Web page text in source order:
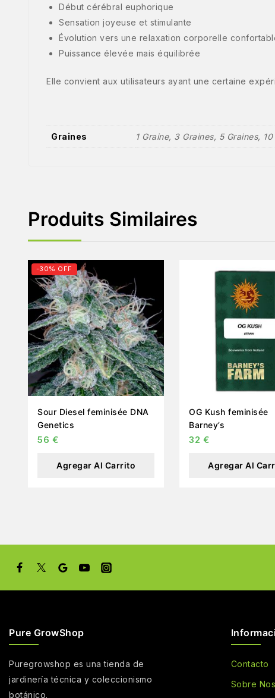
Début cérébral euphorique
Sensation joyeuse et stimulante
Évolution vers une relaxation corporelle
Puissance élevée mais équilibrée
Elle convient aux utilisateurs ayant une certaine
Graines 1 Graine, 3 Graines, 5 Graines,
Produits Similaires
-30% OFF
Sour Diesel feminisée DNA
Genetics
56 €
Agregar Al Carrito
OG Kush feminisée
Barney’s
32 €
Agregar Al
Pure GrowShop
Puregrowshop es una tienda de
jardinería técnica y coleccionismo
botánico.
Contacto
Sobre